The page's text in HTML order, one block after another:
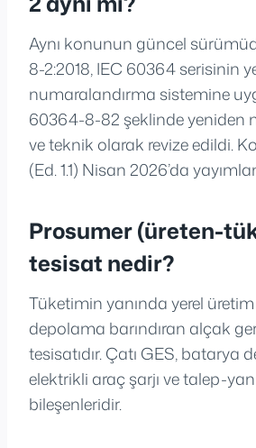
Aynı konunun güncel
8-2:2018, IEC 60364 serisinin
numaralandırma sistemine
60364-8-82 şeklinde yeniden
ve teknik olarak revize edildi.
(Ed. 1.1) Nisan 2026’da
Prosumer (üreten-
tesisat nedir?
Tüketimin yanında yerel
depolama barındıran alçak
tesisatıdır. Çatı GES, batarya
elektrikli araç şarjı ve talep-
bileşenleridir.